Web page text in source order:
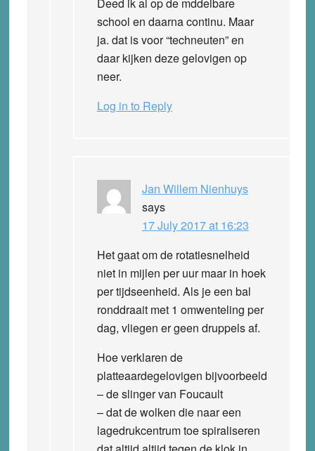
school en daarna continu. Maar
ja. dat is voor “techneuten” en
daar kijken deze gelovigen op
neer.
Log in to Reply
Jan Willem Nienhuys
says
17 July 2017 at 16:23
Het gaat om de rotatiesnelheid
niet in mijlen per uur maar in hoek
per tijdseenheid. Als je een bal
ronddraait met 1 omwenteling per
dag, vliegen er geen druppels af.
Hoe verklaren de
platteaardegelovigen bijvoorbeeld
– de slinger van Foucault
– dat de wolken die naar een
lagedrukcentrum toe spiraliseren